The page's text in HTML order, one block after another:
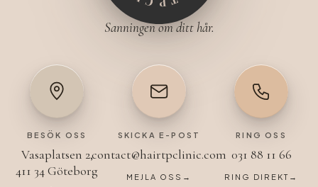
Sanningen om ditt hår.
BESÖK OSS
Vasaplatsen 2,
411 34 Göteborg
SKICKA E-POST
contact@hairtpclinic.com
MEJLA OSS →
RING OSS
031 88 11 66
RING DIREKT →